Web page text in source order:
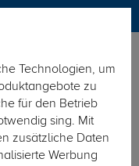
Q5
Technologien, um
zu
für den Betrieb
sing. Mit
zusätzliche Daten
Werbung